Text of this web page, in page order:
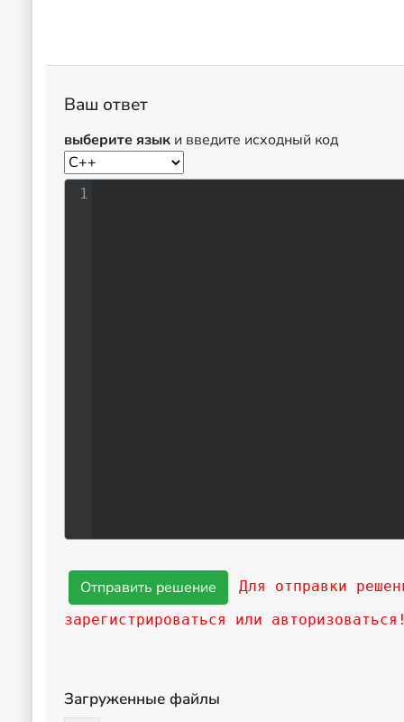
Ваш ответ
выберите язык и введите исходный код
1
Для отправки
зарегистрироваться или
Загруженные файлы